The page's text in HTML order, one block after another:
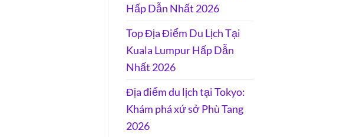
Hấp Dẫn Nhất 2026
Top Địa Điểm Du Lịch Tại
Kuala Lumpur Hấp Dẫn
Nhất 2026
Địa điểm du lịch tại Tokyo:
Khám phá xứ sở Phù Tang
2026